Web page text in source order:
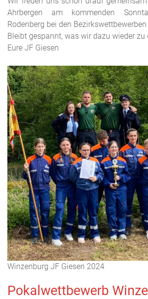
Ahrbergen am kommenden
Rodenberg bei den
Bleibt gespannt, was wir dazu wieder zu
Eure JF Giesen
Winzenburg JF Giesen 2024
Pokalwettbewerb